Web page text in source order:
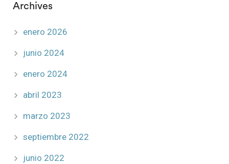
Archives
enero 2026
junio 2024
enero 2024
abril 2023
marzo 2023
septiembre 2022
junio 2022